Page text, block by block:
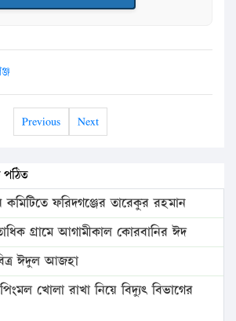
Previous Next
পঠিত
কমিটিতে ফরিদগঞ্জের তারেকুর রহমান
গ্রামে আগামীকাল কোরবানির ঈদ
ঈদুল আজহা
খোলা রাখা নিয়ে বিদ্যুৎ বিভাগের